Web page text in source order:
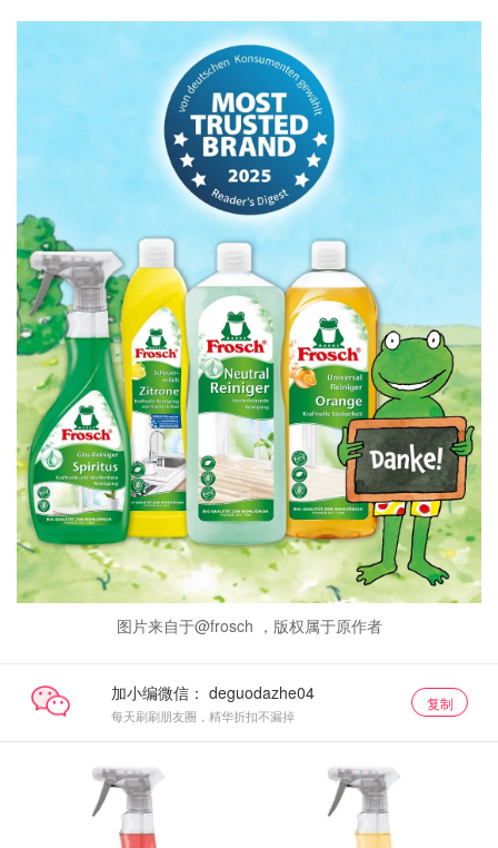
图片来自于@frosch ，版权属于原作者
加小编微信：
每天刷刷朋友圈，精华折扣不漏掉
复制